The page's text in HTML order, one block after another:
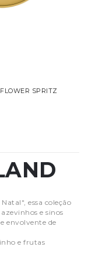
SPRITZ
essa coleção
e sinos
envolvente de
e frutas